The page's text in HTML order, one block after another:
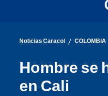
Noticias Caracol / COLOMBIA
Hombre se
en Cali